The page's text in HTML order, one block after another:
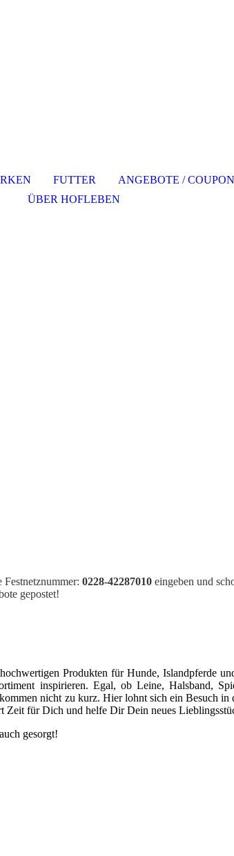
FUTTER ANGEBOTE /
ÜBER HOFLEBEN
0228-42287010 eingeben und
gepostet!
Produkten für Hunde, Islandpferde
inspirieren. Egal, ob Leine, Halsband,
nicht zu kurz. Hier lohnt sich ein Besuch
Zeit für Dich und helfe Dir Dein neues
gesorgt!